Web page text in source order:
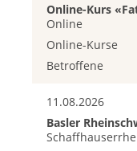
Online-Kurs
Online
Online-Kurse
Betroffene
11.08.2026
Basler